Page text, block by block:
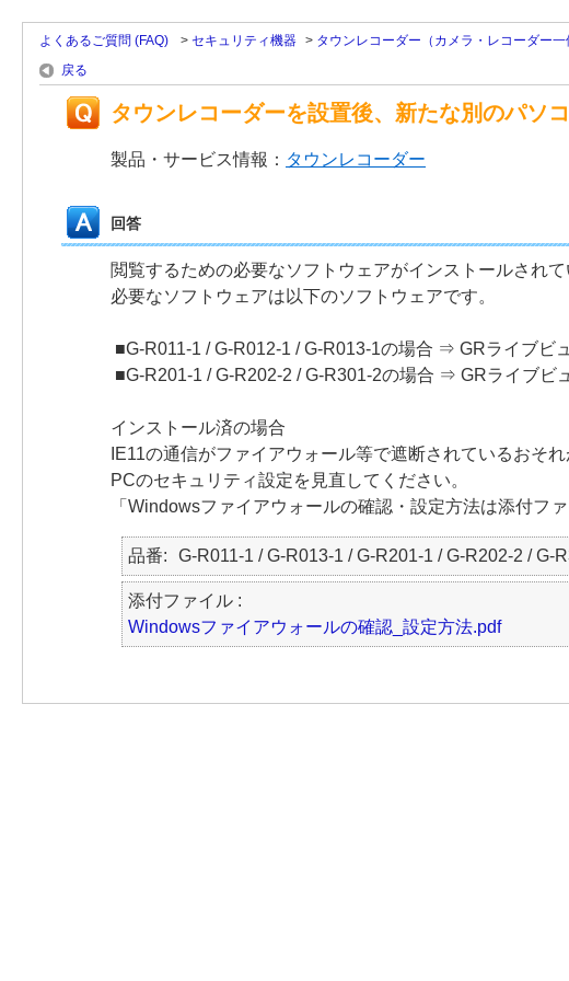
よくあるご質問 (FAQ) > セキュリティ機器 > タウンレコーダー（カメラ・レコーダー一
戻る
タウンレコーダーを設置後、新たな別のパソ
製品・サービス情報： タウンレコーダー
回答
閲覧するための必要なソフトウェアがインストールされて
必要なソフトウェアは以下のソフトウェアです。
■G-R011-1 / G-R012-1 / G-R013-1の場合 ⇒ GRライブビ
■G-R201-1 / G-R202-2 / G-R301-2の場合 ⇒ GRライブビ
インストール済の場合
IE11の通信がファイアウォール等で遮断されているおそれ
PCのセキュリティ設定を見直してください。
「Windowsファイアウォールの確認・設定方法は添付フ
品番 G-R011-1 / G-R013-1 / G-R201-1 / G-R202-2 / G-
添付ファイル :
Windowsファイアウォールの確認_設定方法.pdf